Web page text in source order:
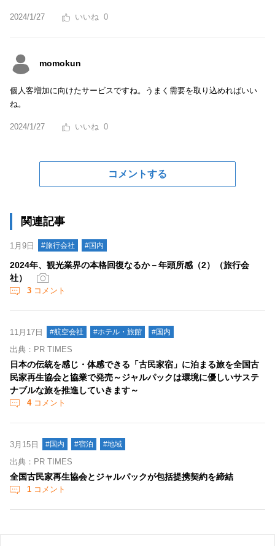
2024/1/27 0
momokun
個人客増加に向けたサービスですね。うまく需要を取り込めればいい
ね。
2024/1/27 0
コメントする
関連記事
1月9日 #旅行会社 #国内
2024年、観光業界の本格回復なるか－年頭所感（2）（旅行会
社）
3 コメント
11月17日 #航空会社 #ホテル・旅館 #国内
出典：PR TIMES
日本の伝統を感じ・体感できる「古民家宿」に泊まる旅を全国古
民家再生協会と協業で発売～ジャルパックは環境に優しいサステ
ナブルな旅を推進していきます～
4コメント
3月15日 #国内 #宿泊 #地域
出典：PR TIMES
全国古民家再生協会とジャルパックが包括提携契約を締結
1 コメント